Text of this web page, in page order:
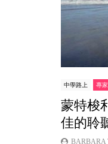
中學路上 專
蒙特梭
佳的聆
BARBARA